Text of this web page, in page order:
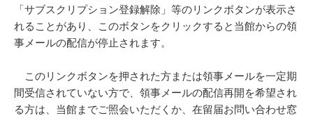
「サブスクリプション登録解除」等のリンクボタンが表示さ
れることがあり、このボタンをクリックすると当館からの領
事メールの配信が停止されます。
このリンクボタンを押された方または領事メールを一定期
間受信されていない方で、領事メールの配信再開を希望され
る方は、当館までご照会いただくか、在留届お問い合わせ窓